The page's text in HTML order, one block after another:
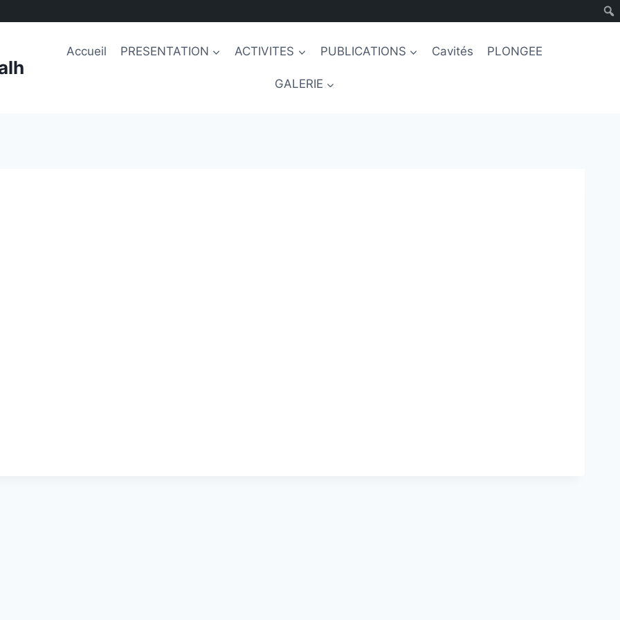
Accueil PRESENTATION ACTIVITES PUBLICATIONS Cavités PLONGEE
GALERIE